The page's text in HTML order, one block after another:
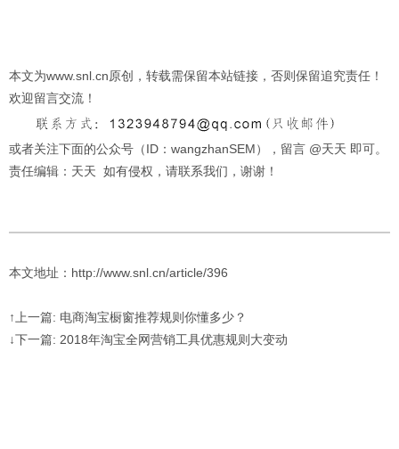
本文为www.snl.cn原创，转载需保留本站链接，否则保留追究责任！
欢迎留言交流！
或者关注下面的公众号（ID：wangzhanSEM），留言 @天天 即可。
责任编辑：天天 如有侵权，请联系我们，谢谢！
本文地址：http://www.snl.cn/article/396
↑上一篇: 电商淘宝橱窗推荐规则你懂多少？
↓下一篇: 2018年淘宝全网营销工具优惠规则大变动